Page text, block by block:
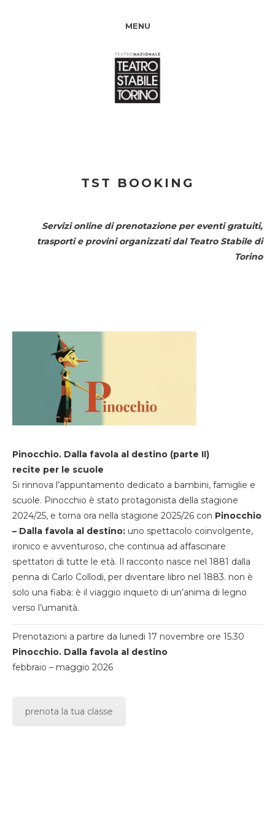
MENU
TST BOOKING
Servizi online di prenotazione per eventi gratuiti,
trasporti e provini organizzati dal Teatro Stabile di
Torino
Pinocchio. Dalla favola al destino (parte II)
recite per le scuole
Si rinnova l’appuntamento dedicato a bambini, famiglie e
scuole. Pinocchio è stato protagonista della stagione
2024/25, e torna ora nella stagione 2025/26 con Pinocchio
– Dalla favola al destino: uno spettacolo coinvolgente,
ironico e avventuroso, che continua ad affascinare
spettatori di tutte le età. Il racconto nasce nel 1881 dalla
penna di Carlo Collodi, per diventare libro nel 1883. non è
solo una fiaba: è il viaggio inquieto di un’anima di legno
verso l’umanità.
Prenotazioni a partire da lunedi 17 novembre ore 15.30
Pinocchio. Dalla favola al destino
febbraio – maggio 2026
prenota la tua classe